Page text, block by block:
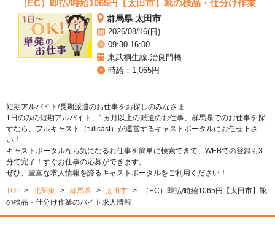
（EC）即払/時給1065円【太田市】靴の検品・仕分け作業
群馬県 太田市
2026/08/16(日)
09:30-16:00
東武桐生線:治良門橋
時給：1,065円
短期アルバイト/長期派遣のお仕事をお探しのみなさま
1日のみの短期アルバイト、1ヵ月以上の派遣のお仕事、群馬県でのお仕事を探
すなら、フルキャスト（fullcast）が運営するキャストポータルにお任せ下さ
い！
キャストポータルなら気になるお仕事を簡単に検索できて、WEBでの登録も3
分で完了！すぐお仕事の応募ができます。
ぜひ、豊富な求人情報を誇るキャストポータルをご利用ください！
TOP 北関東 群馬県 太田市
（EC）即払/時給1065円【太田市】靴
の検品・仕分け作業のバイト求人情報